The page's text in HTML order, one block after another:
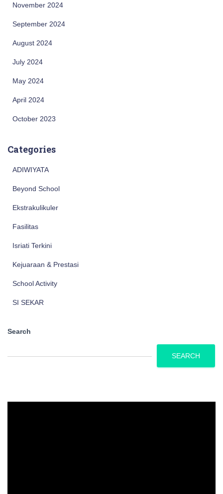
November 2024
September 2024
August 2024
July 2024
May 2024
April 2024
October 2023
Categories
ADIWIYATA
Beyond School
Ekstrakulikuler
Fasilitas
Isriati Terkini
Kejuaraan & Prestasi
School Activity
SI SEKAR
Search
SEARCH